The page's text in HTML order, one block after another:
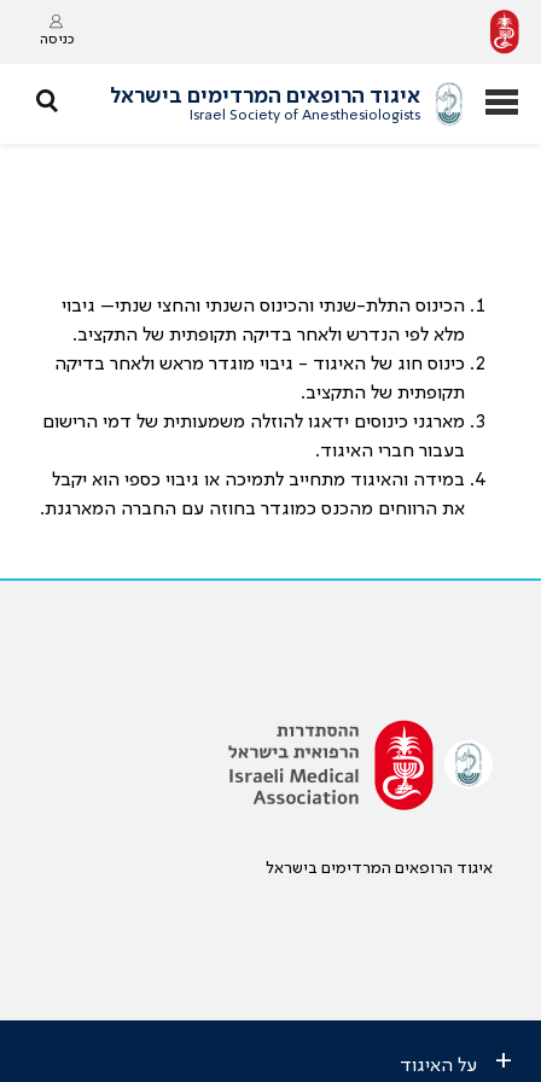
כניסה
איגוד הרופאים המרדימים בישראל
Israel Society of Anesthesiologists
הכינוס התלת-שנתי והכינוס השנתי והחצי שנתי– גיבוי
מלא לפי הנדרש ולאחר בדיקה תקופתית של התקציב.
כינוס חוג של האיגוד - גיבוי מוגדר מראש ולאחר בדיקה
תקופתית של התקציב.
מארגני כינוסים ידאגו להוזלה משמעותית של דמי הרישום
בעבור חברי האיגוד.
במידה והאיגוד מתחייב לתמיכה או גיבוי כספי הוא יקבל
את הרווחים מהכנס כמוגדר בחוזה עם החברה המארגנת.
איגוד הרופאים המרדימים בישראל
+ על האיגוד